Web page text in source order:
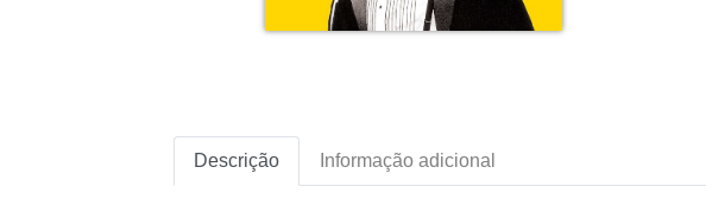
Descrição Informação adicional